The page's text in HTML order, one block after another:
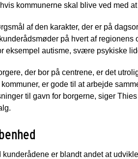
kommunerne skal blive ved med
af den karakter, der er på
på hvert af
eksempel autisme, svære psykiske
der bor på centrene, er det
kommuner, er gode til at arbejde
til gavn for borgerne, siger
kunderådene er blandt andet at